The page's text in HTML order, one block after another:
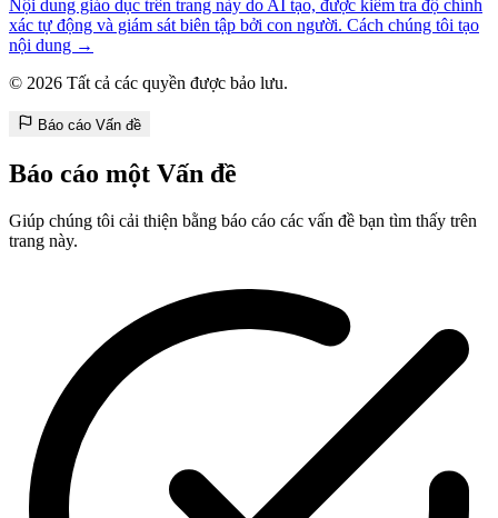
Nội dung giáo dục trên trang này do AI tạo, được kiểm tra độ chính
xác tự động và giám sát biên tập bởi con người. Cách chúng tôi tạo
nội dung →
© 2026 Tất cả các quyền được bảo lưu.
Báo cáo Vấn đề
Báo cáo một Vấn đề
Giúp chúng tôi cải thiện bằng báo cáo các vấn đề bạn tìm thấy trên
trang này.